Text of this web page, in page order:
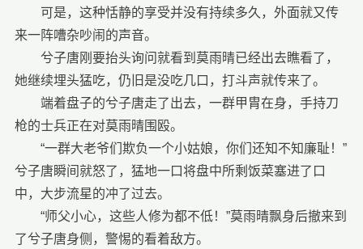
可是，这种恬静的享受并没有持续多久，外面就又传
来一阵嘈杂吵闹的声音。
兮子唐刚要抬头询问就看到莫雨晴已经出去瞧看了，
她继续埋头猛吃，仍旧是没吃几口，打斗声就传来了。
端着盘子的兮子唐走了出去，一群甲胄在身，手持刀
枪的士兵正在对莫雨晴围殴。
“一群大老爷们欺负一个小姑娘，你们还知不知廉耻！”
兮子唐瞬间就怒了，猛地一口将盘中所剩饭菜塞进了口
中，大步流星的冲了过去。
“师父小心，这些人修为都不低！”莫雨晴飘身后撤来到
了兮子唐身侧，警惕的看着敌方。